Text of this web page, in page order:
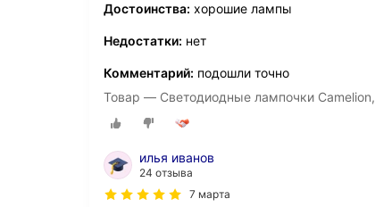
Достоинства: хорошие лампы
Недостатки: нет
Комментарий: подошли точно
Товар — Светодиодные лампочки
илья иванов
24 отзыва
7 марта